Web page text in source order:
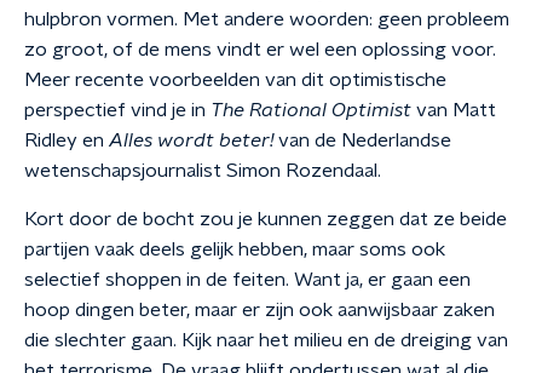
hulpbron vormen. Met andere woorden: geen probleem
zo groot, of de mens vindt er wel een oplossing voor.
Meer recente voorbeelden van dit optimistische
perspectief vind je in The Rational Optimist van Matt
Ridley en Alles wordt beter!van de Nederlandse
wetenschapsjournalist Simon Rozendaal.
Kort door de bocht zou je kunnen zeggen dat ze beide
partijen vaak deels gelijk hebben, maar soms ook
selectief shoppen in de feiten. Want ja, er gaan een
hoop dingen beter, maar er zijn ook aanwijsbaar zaken
die slechter gaan. Kijk naar het milieu en de dreiging van